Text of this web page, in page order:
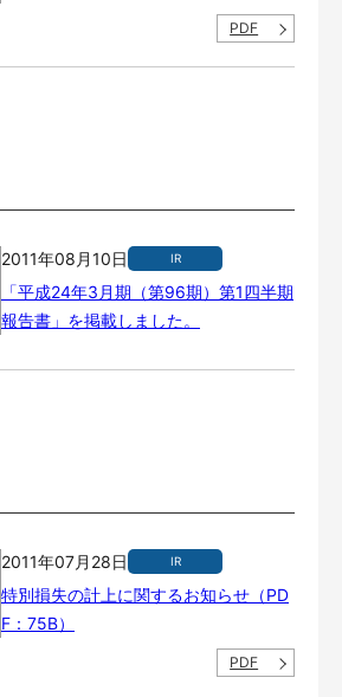
PDF
2011年08月10日 IR
「平成24年3月期（第96期）第1四半期
報告書」を掲載しました。
2011年07月28日 IR
特別損失の計上に関するお知らせ（PD
F：75B）
PDF